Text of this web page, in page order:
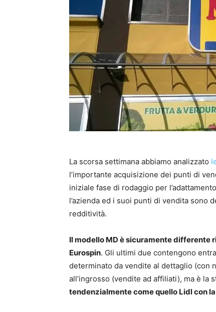
La scorsa settimana abbiamo analizzato
l’importante acquisizione dei punti di
iniziale fase di rodaggio per
l’azienda ed i suoi punti di vendita sono
redditività.
Il modello MD è sicuramente differente
Eurospin. Gli ultimi due contengono
determinato da vendite al dettaglio (con
all’ingrosso (vendite ad affiliati), ma è la
tendenzialmente come quello Lidl con